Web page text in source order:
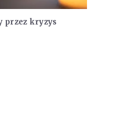
przez kryzys